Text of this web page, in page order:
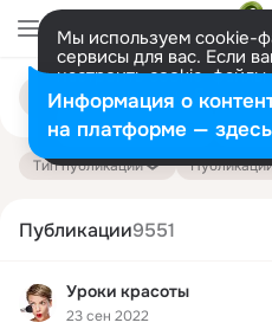
Мы используем cookie-
сервисы для вас. Если
настроить cookie-
представитель. Больше
Разрешить все
Поиск
публикациям
Тип публикации
Публикации9551
Уроки красоты
23 сен 2022
Информация о
на платформе — здесь